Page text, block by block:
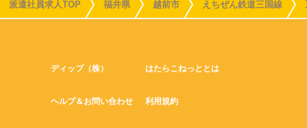
派遣社員求人TOP 福井県 越前市 えちぜん鉄道三国線
ディップ（株） はたらこねっととは
ヘルプ＆お問い合わせ 利用規約